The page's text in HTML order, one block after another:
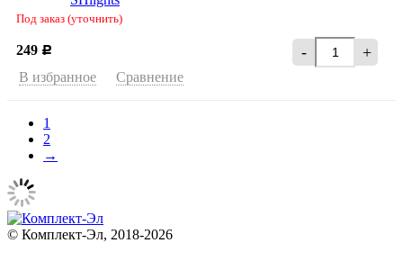
Под заказ (уточнить)
249 Р - +
В избранное Сравнение
1
2
→
© Комплект-Эл, 2018-2026